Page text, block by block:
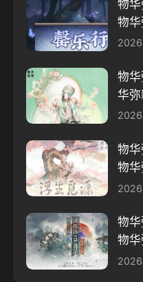
物
物
一览
物
华
物
物
2026
物
物